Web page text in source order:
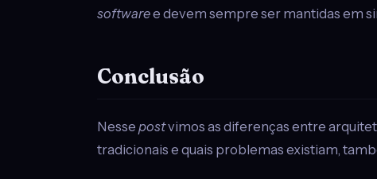
softwaree devem sempre ser mantidas em
Conclusão
Nesse postvimos as diferenças entre
tradicionais e quais problemas existiam,